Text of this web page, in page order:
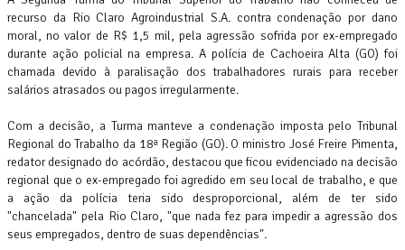
recurso da Rio Claro Agroindustrial S.A. contra condenação por dano
moral, no valor de R$ 1,5 mil, pela agressão sofrida por ex-empregado
durante ação policial na empresa. A polícia de Cachoeira Alta (GO) foi
chamada devido à paralisação dos trabalhadores rurais para receber
salários atrasados ou pagos irregularmente.
Com a decisão, a Turma manteve a condenação imposta pelo Tribunal
Regional do Trabalho da 18ª Região (GO). O ministro José Freire Pimenta,
redator designado do acórdão, destacou que ficou evidenciado na decisão
regional que o ex-empregado foi agredido em seu local de trabalho, e que
a ação da polícia teria sido desproporcional, além de ter sido
"chancelada" pela Rio Claro, "que nada fez para impedir a agressão dos
seus empregados, dentro de suas dependências".